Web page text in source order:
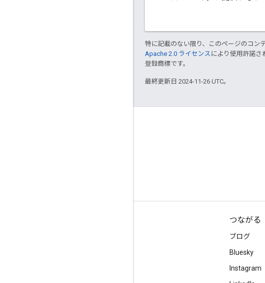
特に記載のない限り、このページのコン
Apache 2.0 ライセンス により使用許諾さ
登録商標です。
最終更新日 2024-11-26 UTC。
つながる
ブログ
Bluesky
Instagram